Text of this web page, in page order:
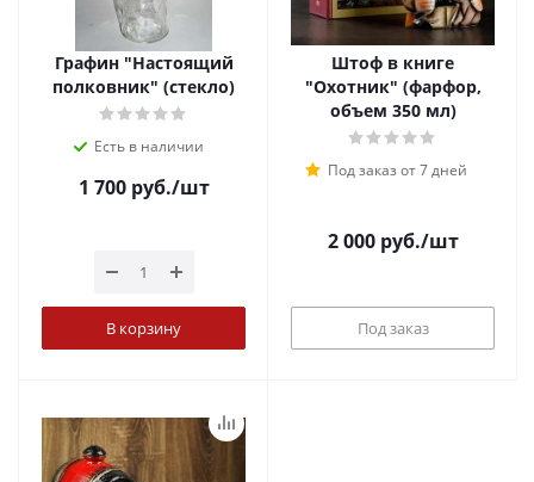
Графин "Настоящий
полковник" (стекло)
Есть в наличии
1 700руб./шт
В корзину
Штоф в книге
"Охотник" (фарфор,
объем 350 мл)
Под заказ от 7 дней
2 000руб./шт
Под заказ